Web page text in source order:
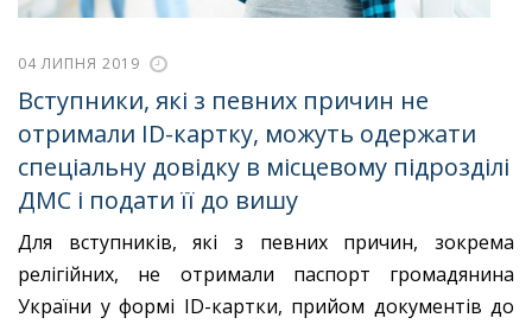
04 ЛИПНЯ 2019
Вступники, які з певних причин не
отримали ID-картку, можуть одержати
спеціальну довідку в місцевому підрозділі
ДМС і подати її до вишу
Для вступників, які з певних причин, зокрема
релігійних, не отримали паспорт громадянина
України у формі ID-картки, прийом документів до